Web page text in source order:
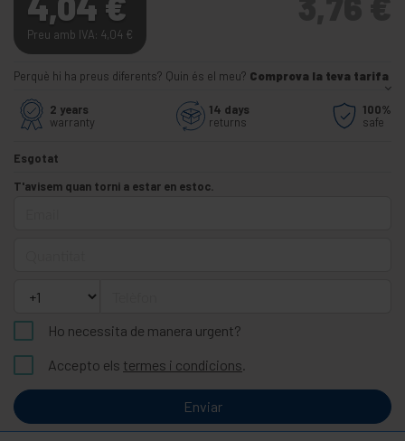
Preu amb IVA: 4,04 €
Perquè hi ha preus diferents? Quin és el meu? Comprova la teva tarifa
2 years
warranty
14 days
returns
100%
safe
Esgotat
T'avisem quan torni a estar en estoc.
Ho necessita de manera urgent?
Accepto els termes i condicions.
Enviar